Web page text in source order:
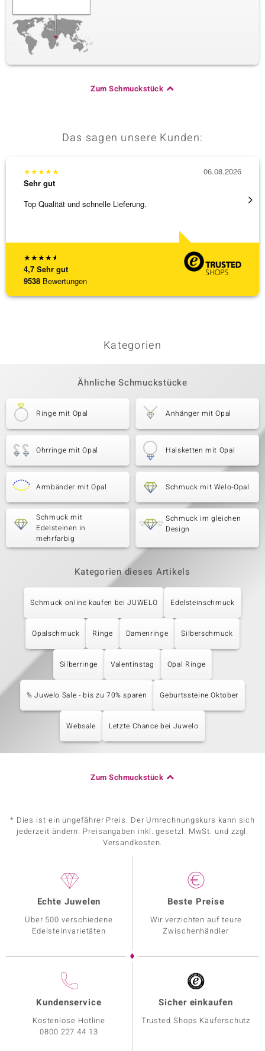
Zum Schmuckstück
Das sagen unsere Kunden:
★★★★★
4,7 Sehr gut
9538 Bewertungen
★★★★★
Sehr gut
Top Qualität und schnelle Lieferung.
06.08.2026
Kategorien
Ähnliche Schmuckstücke
Ringe mit Opal Anhänger mit Opal
Ohrringe mit Opal Halsketten mit Opal
Armbänder mit Opal Schmuck mit Welo-Opal
Schmuck mit
Edelsteinen in
mehrfarbig
Schmuck im gleichen
Design
Kategorien dieses Artikels
Schmuck online kaufen bei JUWELO Edelsteinschmuck
Opalschmuck Ringe Damenringe Silberschmuck
Silberringe Valentinstag Opal Ringe
% Juwelo Sale - bis zu 70% sparen Geburtssteine Oktober
Websale Letzte Chance bei Juwelo
Zum Schmuckstück
* Dies ist ein ungefährer Preis. Der Umrechnungskurs kann sich
jederzeit ändern. Preisangaben inkl. gesetzl. MwSt. und zzgl.
Versandkosten.
Echte Juwelen
Über 500 verschiedene
Edelsteinvarietäten
Beste Preise
Wir verzichten auf teure
Zwischenhändler
Kundenservice
Kostenlose Hotline
0800 227 44 13
Sicher einkaufen
Trusted Shops Käuferschutz